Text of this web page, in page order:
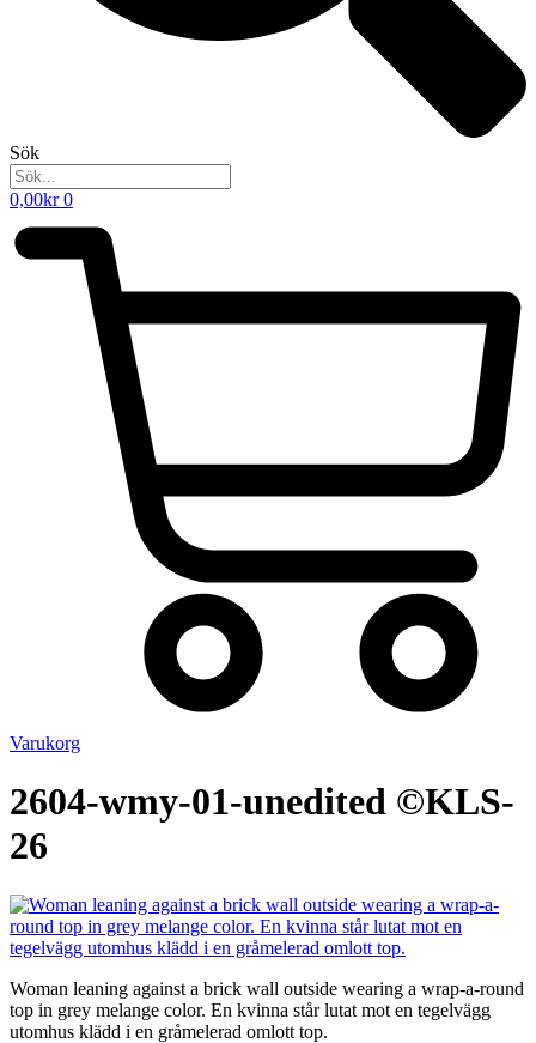
Sök
0,00kr 0
Varukorg
2604-wmy-01-unedited ©KLS-
26
Woman leaning against a brick wall outside wearing a wrap-a-round
top in grey melange color. En kvinna står lutat mot en tegelvägg
utomhus klädd i en gråmelerad omlott top.